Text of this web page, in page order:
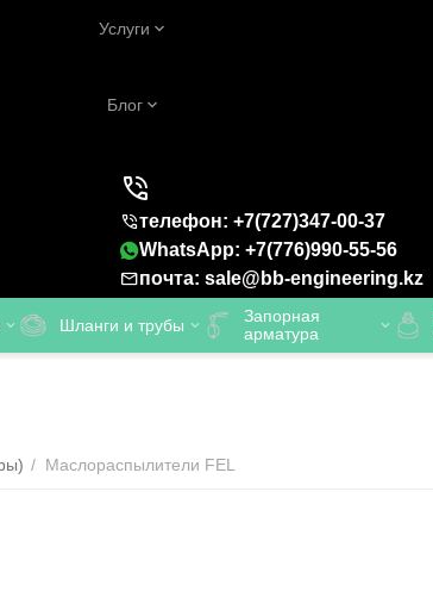
Услуги
Блог
телефон: +7(727)347-00-37
WhatsApp: +7(776)990-55-56
почта: sale@bb-engineering.kz
Шланги и трубы
Запорная
арматура
/ Маслораспылители FEL